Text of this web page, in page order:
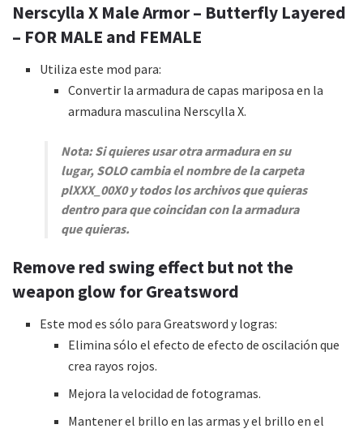
Nerscylla X Male Armor – Butterfly Layered
– FOR MALE and FEMALE
Utiliza este mod para:
Convertir la armadura de capas mariposa en la
armadura masculina Nerscylla X.
Nota: Si quieres usar otra armadura en su
lugar, SOLO cambia el nombre de la carpeta
plXXX_00X0 y todos los archivos que quieras
dentro para que coincidan con la armadura
que quieras.
Remove red swing effect but not the
weapon glow for Greatsword
Este mod es sólo para Greatsword y logras:
Elimina sólo el efecto de efecto de oscilación que
crea rayos rojos.
Mejora la velocidad de fotogramas.
Mantener el brillo en las armas y el brillo en el